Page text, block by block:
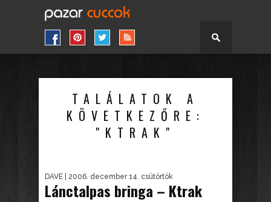
TALÁLATOK A
KÖVETKEZŐRE:
"KTRAK"
DAVE | 2006. december 14. csütörtök
Lánctalpas bringa – Ktrak